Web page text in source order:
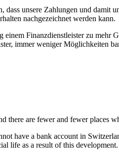
dass unsere Zahlungen und
nachgezeichnet werden kann.
Finanzdienstleister zu
immer weniger Möglichkeiten
there are fewer and fewer places
have a bank account in
life as a result of this development.